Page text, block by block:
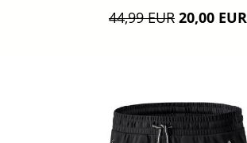
44,99 EUR 20,00 EUR